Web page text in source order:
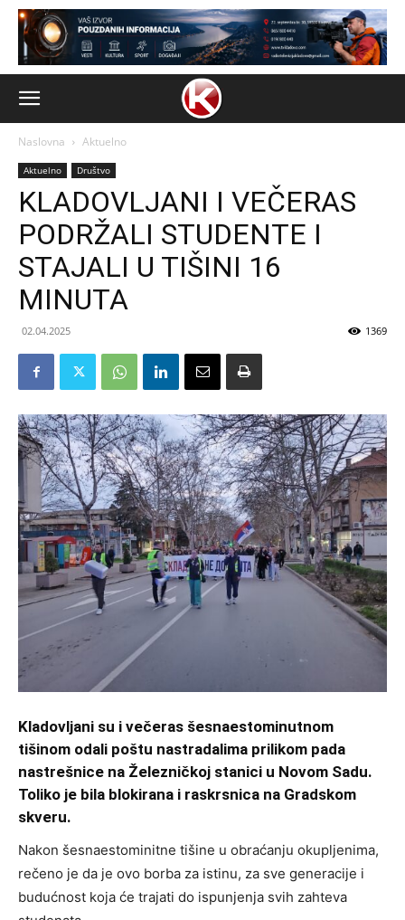
Naslovna Aktuelno
Aktuelno Društvo
KLADOVLJANI I VEČERAS
PODRŽALI STUDENTE I
STAJALI U TIŠINI 16
MINUTA
02.04.2025 1369
Kladovljani su i večeras šesnaestominutnom
tišinom odali poštu nastradalima prilikom pada
nastrešnice na Železničkoj stanici u Novom Sadu.
Toliko je bila blokirana i raskrsnica na Gradskom
skveru.
Nakon šesnaestominitne tišine u obraćanju okupljenima,
rečeno je da je ovo borba za istinu, za sve generacije i
budućnost koja će trajati do ispunjenja svih zahteva